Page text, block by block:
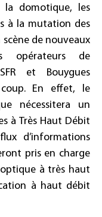
la domotique, les
à la mutation des
de nouveaux
opérateurs de
et Bouygues
En effet, le
nécessitera un
à Très Haut Débit
d’informations
pris en charge
à très haut
à haut débit